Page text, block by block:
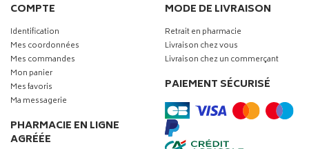
COMPTE
Identification
Mes coordonnées
Mes commandes
Mon panier
Mes favoris
Ma messagerie
PHARMACIE EN LIGNE
AGRÉÉE
MODE DE LIVRAISON
Retrait en pharmacie
Livraison chez vous
Livraison chez un commerçant
PAIEMENT SÉCURISÉ